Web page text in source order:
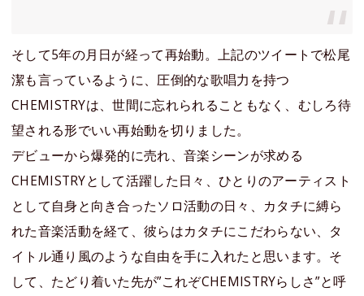
そして5年の月日が経って再始動。上記のツイートで松尾
潔も言っているように、圧倒的な歌唱力を持つ
CHEMISTRYは、世間に忘れられることもなく、むしろ待
望される形でいい再始動を切りました。
デビューから爆発的に売れ、音楽シーンが求める
CHEMISTRYとして活躍した日々、ひとりのアーティスト
として自身と向き合ったソロ活動の日々、カタチに縛ら
れた音楽活動を経て、彼らはカタチにこだわらない、タ
イトル通り風のような自由を手に入れたと思います。そ
して、たどり着いた先が”これぞCHEMISTRYらしさ”と呼